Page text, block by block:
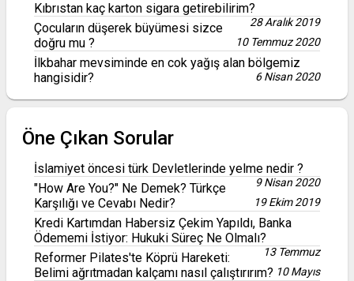
Kıbrıstan kaç karton sigara getirebilirim?
28 Aralık 2019
Çocuların düşerek büyümesi sizce
doğru mu ?
10 Temmuz 2020
İlkbahar mevsiminde en cok yağış alan bölgemiz
hangisidir?
6 Nisan 2020
Öne Çıkan Sorular
İslamiyet öncesi türk Devletlerinde yelme nedir ?
9 Nisan 2020
"How Are You?" Ne Demek? Türkçe
Karşılığı ve Cevabı Nedir?
19 Ekim 2019
Kredi Kartımdan Habersiz Çekim Yapıldı, Banka
Ödememi İstiyor: Hukuki Süreç Ne Olmalı?
13 Temmuz
Reformer Pilates'te Köprü Hareketi:
Belimi ağrıtmadan kalçamı nasıl çalıştırırım? 10 Mayıs